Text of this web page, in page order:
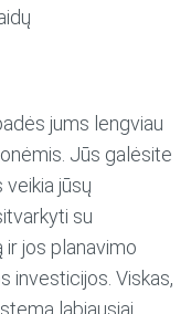
jums lengviau
Jūs galėsite
jūsų
su
jos planavimo
investicijos. Viskas,